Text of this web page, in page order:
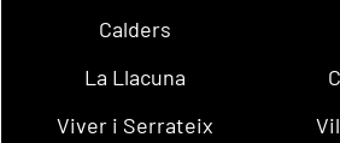
Calders
La Llacuna
Viver i Serrateix